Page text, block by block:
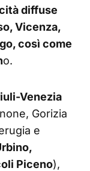
diffuse
Vicenza,
così come
o.
Venezia
Gorizia
e
Piceno),